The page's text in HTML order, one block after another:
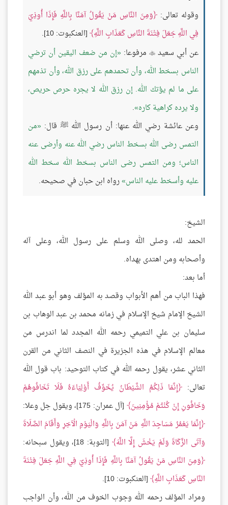
وقوله تعالى: وَمِنَ النَّاسِ مَنْ يَقُولُ آمَنَّا بِاللَّهِ فَإِذَا أُوذِيَ
فِي اللَّهِ جَعَلَ فِتْنَةَ النَّاسِ كَعَذَابِ اللَّهِ [العنكبوت: 10].
عن أبي سعيد  مرفوعا: إن من ضعف اليقين أن ترضي
الناس بسخط الله، وأن تحمدهم على رزق الله، وأن تذمهم
على ما لم يؤتك الله. إن رزق الله لا يجره حرص حريص،
ولا يرده كراهية كاره .
وعن عائشة رضي الله عنها: أن رسول الله ﷺ قال: من
التمس رضى الله بسخط الناس رضي الله عنه وأرضى عنه
الناس؛ ومن التمس رضى الناس بسخط الله سخط الله
عليه وأسخط عليه الناس رواه ابن حبان في صحيحه.
الشيخ:
الحمد لله، وصلى الله وسلم على رسول الله، وعلى آله
وأصحابه ومن اهتدى بهداه.
أما بعد:
فهذا الباب من أهم الأبواب وقصد به المؤلف وهو أبو عبد الله
الشيخ الإمام شيخ الإسلام في زمانه محمد بن عبد الوهاب بن
سليمان بن علي التميمي رحمه الله المجدد لما اندرس من
معالم الإسلام في هذه الجزيرة في النصف الثاني من القرن
الثاني عشر، يقول رحمه الله في كتاب التوحيد: باب قول الله
تعالى:
إِنَّمَا ذَلِكُمُ الشَّيْطَانُ يُخَوِّفُ أَوْلِيَاءَهُ فَلَا تَخَافُوهُمْ
وَخَافُونِ إِنْ كُنْتُمْ مُؤْمِنِينَ [آل عمران: 175]، ويقول جل وعلا:
إِنَّمَا يَعْمُرُ مَسَاجِدَ اللَّهِ مَنْ آمَنَ بِاللَّهِ وَالْيَوْمِ الْآخِرِ وَأَقَامَ الصَّلَاةَ
وَآتَى الزَّكَاةَ وَلَمْ يَخْشَ إِلَّا اللَّهَ [التوبة: 18]، ويقول سبحانه:
وَمِنَ النَّاسِ مَنْ يَقُولُ آمَنَّا بِاللَّهِ فَإِذَا أُوذِيَ فِي اللَّهِ جَعَلَ فِتْنَةَ
النَّاسِ كَعَذَابِ اللَّهِ [العنكبوت: 10].
ومراد المؤلف رحمه الله وجوب الخوف من الله، وأن الواجب